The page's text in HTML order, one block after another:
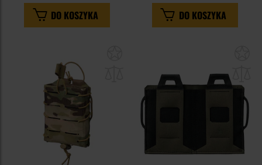
DO KOSZYKA DO KOSZYKA
schowka